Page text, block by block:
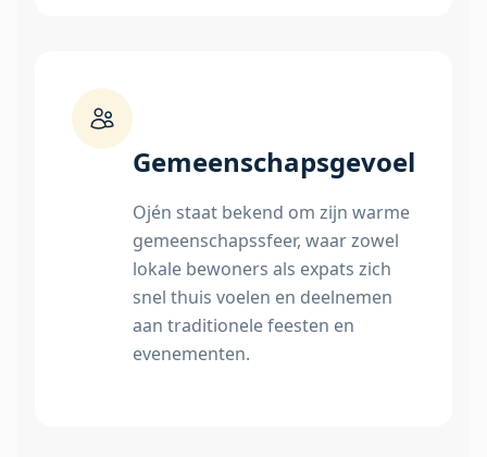
Gemeenschapsgevoel
Ojén staat bekend om zijn warme
gemeenschapssfeer, waar zowel
lokale bewoners als expats zich
snel thuis voelen en deelnemen
aan traditionele feesten en
evenementen.